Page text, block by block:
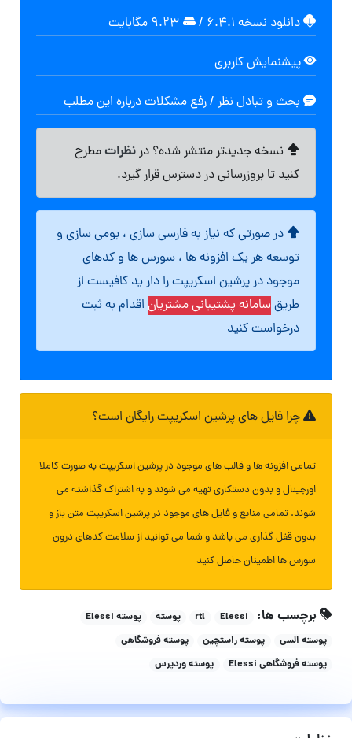
دانلود نسخه ۶.۴.۱ /
پیشنمایش کاربری
بحث و تبادل نظر / رفع مشکلات درباره این مطلب
نسخه جدیدتر منتشر شده؟ درنظراتمطرح
کنید تا بروزرسانی در دسترس قرار گیرد.
در صورتی که نیاز به فارسی سازی ، بومی سازی و
توسعه هر یک افزونه ها ، سورس ها و کدهای
موجود در پرشین اسکریپت را دار ید کافیست از
طریقسامانه پشتیبانی مشتریان اقدام به ثبت
درخواست کنید
چرا فایل های پرشین اسکریپت رایگان است؟
تمامی افزونه ها و قالب های موجود در پرشین اسکریپت به صورت کاملا
اورجینال و بدون دستکاری تهیه می شوند و به اشتراک گذاشته می
شوند. تمامی منابع و فایل های موجود در پرشین اسکریپت متن باز و
بدون قفل گذاری می باشد و شما می توانید از سلامت کدهای درون
سورس ها اطمینان حاصل کنید
برچسب ها: Elessi
rtl پوسته
پوسته Elessi
پوسته السی
پوسته راستچین
پوسته فروشگاهی
پوسته فروشگاهی Elessi
پوسته وردپرس